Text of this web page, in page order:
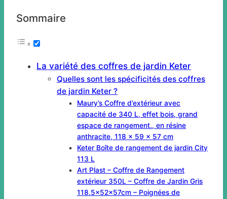
Sommaire
La variété des coffres de jardin Keter
Quelles sont les spécificités des coffres
de jardin Keter ?
Maury’s Coffre d’extérieur avec
capacité de 340 L, effet bois, grand
espace de rangement., en résine
anthracite, 118 x 59 x 57 cm
Keter Boîte de rangement de jardin City
113 L
Art Plast – Coffre de Rangement
extérieur 350L – Coffre de Jardin Gris
118.5x52x57cm – Poignées de